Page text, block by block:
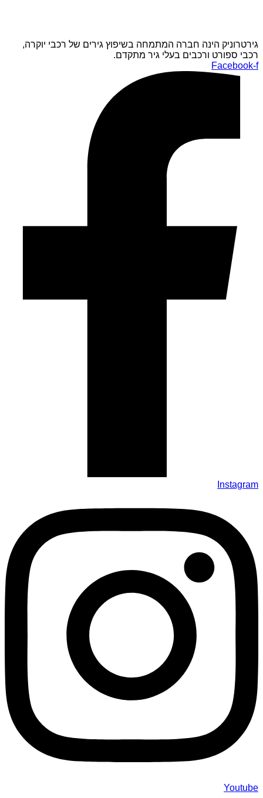
גירטרוניק הינה חברה המתמחה בשיפוץ גירים של רכבי יוקרה,
רכבי ספורט ורכבים בעלי גיר מתקדם.
Facebook-f
Instagram
Youtube